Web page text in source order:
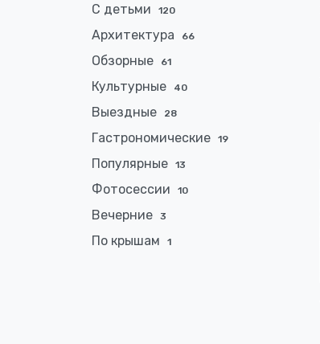
С детьми 120
Архитектура 66
Обзорные 61
Культурные 40
Выездные 28
Гастрономические 19
Популярные 13
Фотосессии 10
Вечерние 3
По крышам 1